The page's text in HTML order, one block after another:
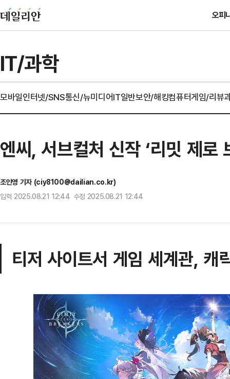
오피
IT/과학
모바일인터넷/SNS통신/뉴미디어IT일반보안/해킹컴퓨터게임/리뷰
엔씨, 서브컬처 신작 ‘리밋 제로
조인영 기자 (ciy8100@dailian.co.kr)
입력 2025.08.21 12:44 수정 2025.08.21 12:44
티저 사이트서 게임 세계관, 캐